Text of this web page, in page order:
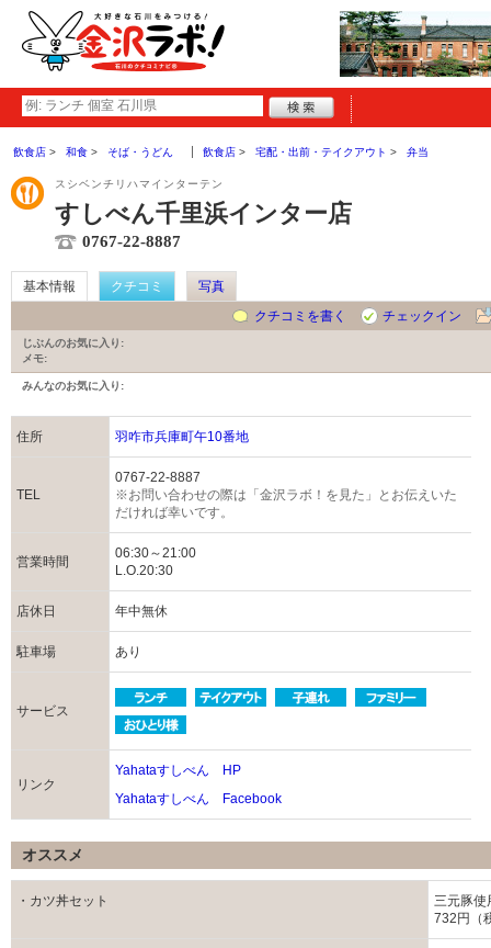
飲食店 和食 そば・うどん 飲食店 宅配・出前・テイクアウト 弁当
スシベンチリハマインターテン
すしべん千里浜インター店
0767-22-8887
基本情報 クチコミ
写真
クチコミを書く
チェックイン
じぶんのお気に入り:
メモ:
みんなのお気に入り:
住所 羽咋市兵庫町午10番地
TEL
0767-22-8887
※お問い合わせの際は「金沢ラボ！を見た」とお伝えいた
だければ幸いです。
営業時間
06:30～21:00
L.O.20:30
店休日 年中無休
駐車場 あり
サービス
リンク
Yahataすしべん HP
Yahataすしべん Facebook
オススメ
・カツ丼セット
三元豚使
732円（